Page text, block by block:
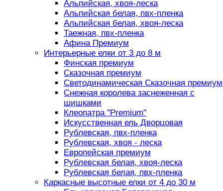
Альпийская, хвоя-леска
Альпийская белая, пвх-пленка
Альпийская белая, хвоя-леска
Таежная, пвх-пленка
Афина Премиум
Интерьерные елки от 3 до 8 м
Финская премиум
Сказочная премиум
Светодинамическая Сказочная премиум
Снежная королева заснеженная с
шишками
Клеопатра "Premium"
Искусственная ель Дворцовая
Рублевская, пвх-пленка
Рублевская, хвоя - леска
Европейская премиум
Рублевская белая, хвоя-леска
Рублевская белая, пвх-пленка
Каркасные высотные елки от 4 до 30 м